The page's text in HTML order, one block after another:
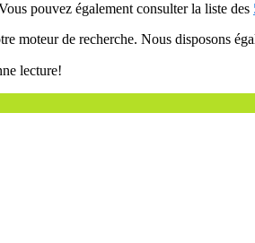
pouvez également consulter la liste des
moteur de recherche. Nous disposons
lecture!